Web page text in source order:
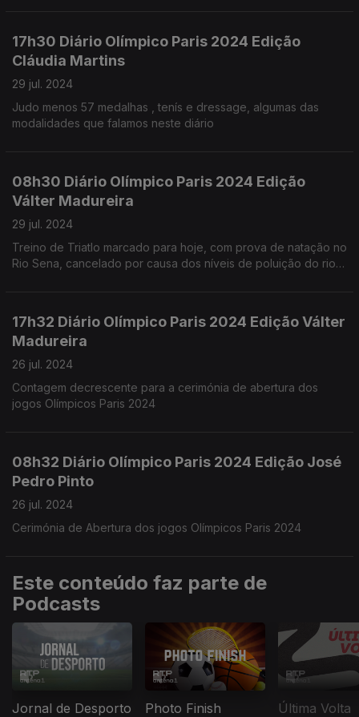
17h30 Diário Olímpico Paris 2024 Edição
Cláudia Martins
29 jul. 2024
Judo menos 57 medalhas , tenís e dressage, algumas das
modalidades que falamos neste diário
08h30 Diário Olímpico Paris 2024 Edição
Válter Madureira
29 jul. 2024
Treino de Triatlo marcado para hoje, com prova de natação no
Rio Sena, cancelado por causa dos níveis de poluição do rio,
17h32 Diário Olímpico Paris 2024 Edição Válter
Madureira
26 jul. 2024
Contagem decrescente para a cerimónia de abertura dos
jogos Olímpicos Paris 2024
08h32 Diário Olímpico Paris 2024 Edição José
Pedro Pinto
26 jul. 2024
Cerimónia de Abertura dos jogos Olímpicos Paris 2024
Este conteúdo faz parte de
Podcasts
Jornal de Desporto Photo Finish Última Volta